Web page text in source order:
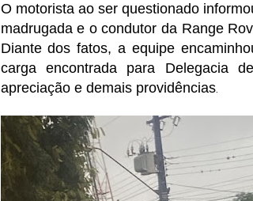
O motorista ao ser questionado
madrugada e o condutor da Range
Diante dos fatos, a equipe
carga encontrada para Delegacia
apreciação e demais providências.